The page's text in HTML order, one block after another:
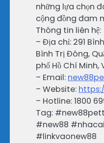
những lựa chọn
cộng đồng đam
Thông tin liên hệ:
– Địa chỉ: 291
Bình Trị Đông,
phố Hồ Chí Minh,
– Email:
– Website:
– Hotline: 1800
Tag:
#new88
#linkvaonew88